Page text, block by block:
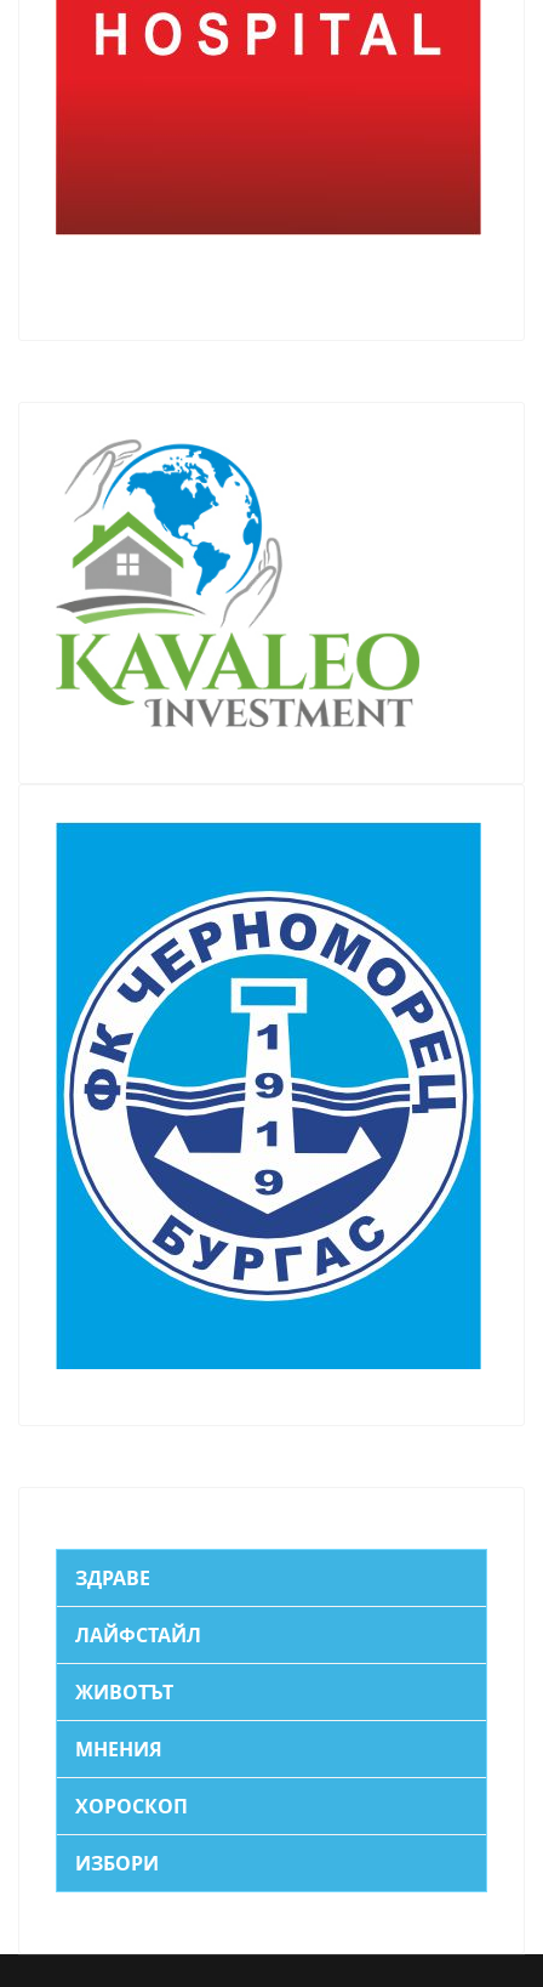
ЗДРАВЕ
ЛАЙФСТАЙЛ
ЖИВОТЪТ
МНЕНИЯ
ХОРОСКОП
ИЗБОРИ